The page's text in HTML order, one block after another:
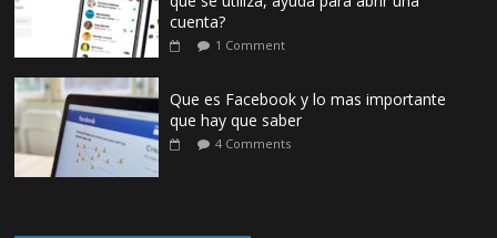
cuenta?
1 Comment
Que es Facebook y lo mas importante
que hay que saber
4 Comments